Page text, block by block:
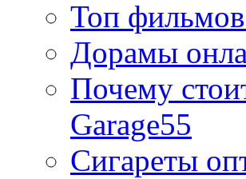
Топ
Дорамы
Почему
Garage55
Сигареты